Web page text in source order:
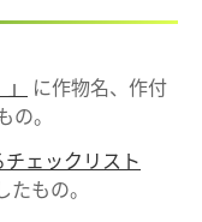
に作物名、作付
。
チェックリスト
もの。